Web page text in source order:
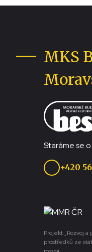
MKS
Staráme se
+420
Projekt „Rozvoj
prostředků ze